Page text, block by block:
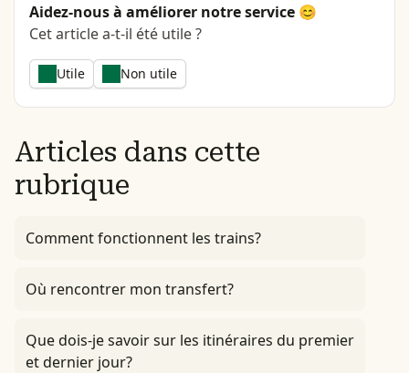
Aidez-nous à améliorer notre service 😊
Cet article a-t-il été utile ?
Utile Non utile
Articles dans cette
rubrique
Comment fonctionnent les trains?
Où rencontrer mon transfert?
Que dois-je savoir sur les itinéraires du premier
et dernier jour?